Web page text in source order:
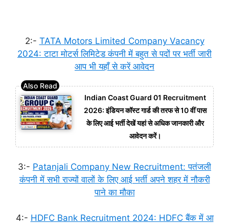
2:- TATA Motors Limited Company Vacancy
2024: टाटा मोटर्स लिमिटेड कंपनी में बहुत से पदों पर भर्ती जारी
आप भी यहाँ से करें आवेदन
Indian Coast Guard 01 Recruitment
2026: इंडियन कॉस्ट गार्ड की तरफ से 10 वीं पास
के लिए आई भर्ती देखें यहां से अधिक जानकारी और
आवेदन करें।
3:- Patanjali Company New Recruitment: पतंजली
कंपनी में सभी राज्यों वालों के लिए आई भर्ती अपने शहर में नौकरी
पाने का मौका
4:- HDFC Bank Recruitment 2024: HDFC बैंक में आ